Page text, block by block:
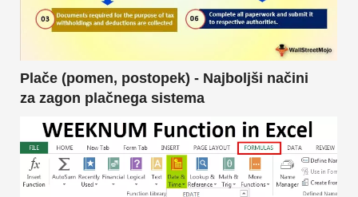
Plače (pomen, postopek) - Najboljši načini
za zagon plačnega sistema